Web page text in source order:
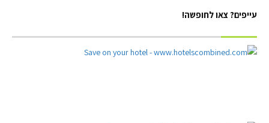
עייפים? צאו לחופשה!